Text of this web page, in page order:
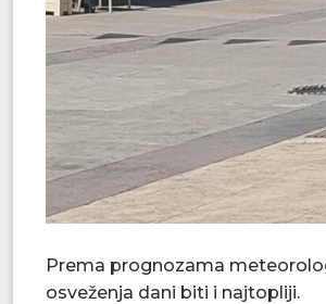
Prema prognozama
osveženja dani biti i najtopliji.